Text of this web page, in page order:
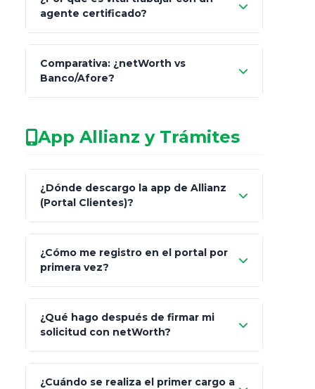
Seguros y Fianzas (CNSF)
netWorth
patrimonio con asesores informales en
redes sociales.
agente certificado?
consultor técnico
legalmente facultado
Comparativa: ¿netWorth vs
Banco/Afore?
Característica netWorth (Certificado)
Fiscalidad Estrategia Art. 151 / 93
App Allianz y Trámites
¿Dónde descargo la app de Allianz
(Portal Clientes)?
Client"
App Store (iOS) Google Play
¿Cómo me registro en el portal por
primera vez?
Bienvenida
"¿Aún no tienes cuenta?
Regístrate"
¿Qué hago después de firmar mi
solicitud con netWorth?
¿Cuándo se realiza el primer cargo a